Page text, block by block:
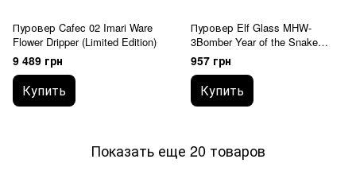
Пуровер Cafec 02 Imari Ware
Flower Dripper (Limited Edition)
9 489 грн
Купить
Пуровер Elf Glass MHW-
3Bomber Year of the Snake
Limited Edition
957 грн
Купить
Показать еще 20 товаров